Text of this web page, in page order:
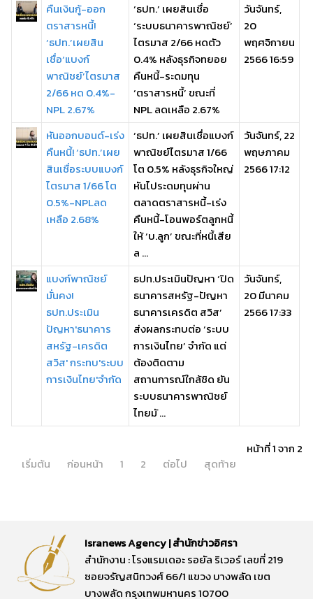
คืนเงินกู้-ออก
ตราสารหนี้!
‘ธปท.’เผยสิน
เชื่อ‘แบงก์
พาณิชย์’ไตรมาส
2/66 หด 0.4%-
NPL 2.67%
‘ธปท.’ เผยสินเชื่อ
‘ระบบธนาคารพาณิชย์’
ไตรมาส 2/66 หดตัว
0.4% หลังธุรกิจทยอย
คืนหนี้-ระดมทุน
‘ตราสารหนี้’ ขณะที่
NPL ลดเหลือ 2.67%
วันจันทร์,
20
พฤศจิกายน
2566 16:59
หันออกบอนด์-เร่ง
คืนหนี้! ‘ธปท.’เผย
สินเชื่อระบบแบงก์
ไตรมาส 1/66 โต
0.5%-NPLลด
เหลือ 2.68%
‘ธปท.’ เผยสินเชื่อแบงก์
พาณิชย์ไตรมาส 1/66
โต 0.5% หลังธุรกิจใหญ่
หันไประดมทุนผ่าน
ตลาดตราสารหนี้-เร่ง
คืนหนี้-โอนพอร์ตลูกหนี้
ให้ ‘บ.ลูก’ ขณะที่หนี้เสีย
ล ...
วันจันทร์, 22
พฤษภาคม
2566 17:12
แบงก์พาณิชย์
มั่นคง!
ธปท.ประเมิน
ปัญหา'ธนาคาร
สหรัฐ-เครดิต
สวิส' กระทบ'ระบบ
การเงินไทย'จำกัด
ธปท.ประเมินปัญหา ‘ปิด
ธนาคารสหรัฐ-ปัญหา
ธนาคารเครดิต สวิส’
ส่งผลกระทบต่อ ‘ระบบ
การเงินไทย’ จำกัด แต่
ต้องติดตาม
สถานการณ์ใกล้ชิด ยัน
ระบบธนาคารพาณิชย์
ไทยมั ...
วันจันทร์,
20 มีนาคม
2566 17:33
หน้าที่ 1 จาก 2
เริ่มต้น
ก่อนหน้า 1 2 ต่อไป สุดท้าย
Isranews Agency | สำนักข่าวอิศรา
สำนักงาน : โรงแรมเดอะ รอยัล ริเวอร์ เลขที่ 219
ซอยจรัญสนิทวงศ์ 66/1 แขวง บางพลัด เขต
บางพลัด กรุงเทพมหานคร 10700